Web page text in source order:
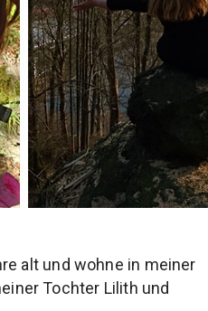
alt und wohne in meiner
Tochter Lilith und